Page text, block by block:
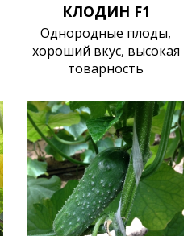
КЛОДИН F1
Однородные плоды,
хороший вкус, высокая
товарность